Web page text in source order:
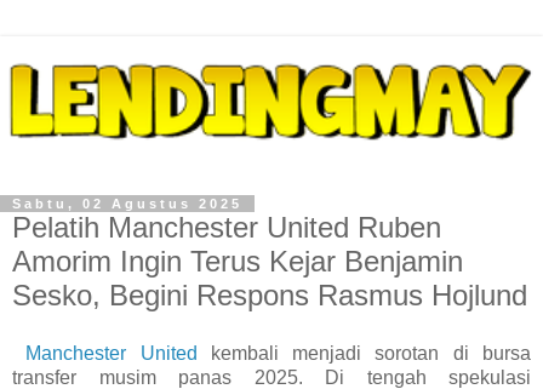
Sabtu, 02 Agustus 2025
Pelatih Manchester United Ruben
Amorim Ingin Terus Kejar Benjamin
Sesko, Begini Respons Rasmus Hojlund
Manchester United kembali menjadi sorotan di bursa
transfer musim panas 2025. Di tengah spekulasi